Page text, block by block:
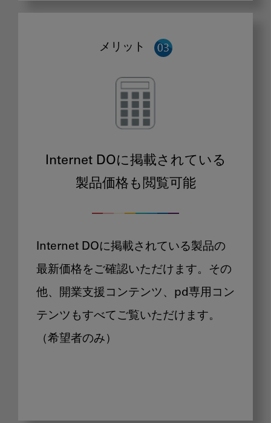
メリット
Internet DOに掲載されている
製品価格も閲覧可能
Internet DOに掲載されている製品の
最新価格をご確認いただけます。その
他、開業支援コンテンツ、pd専用コン
テンツもすべてご覧いただけます。
（希望者のみ）